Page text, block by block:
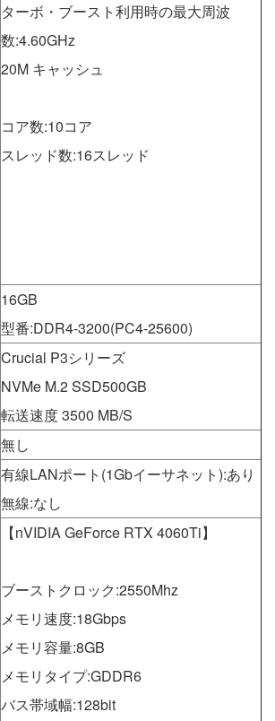
ターボ・ブースト利用時の最大周波
数:4.60GHz
20M キャッシュ
コア数:10コア
スレッド数:16スレッド
16GB
型番:DDR4-3200(PC4-25600)
Crucial P3シリーズ
NVMe M.2 SSD500GB
転送速度 3500 MB/S
無し
有線LANポート(1Gbイーサネット):あり
無線:なし
【nVIDIA GeForce RTX 4060Ti】
ブーストクロック:2550Mhz
メモリ速度:18Gbps
メモリ容量:8GB
メモリタイプ:GDDR6
バス帯域幅:128bit